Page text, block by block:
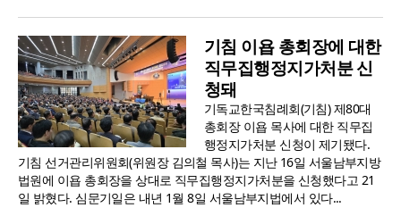
기침 이욥 총회장에 대한
직무집행정지가처분 신
청돼
기독교한국침례회(기침) 제80대
총회장 이욥 목사에 대한 직무집
행정지가처분 신청이 제기됐다.
기침 선거관리위원회(위원장 김의철 목사)는 지난 16일 서울남부지방
법원에 이욥 총회장을 상대로 직무집행정지가처분을 신청했다고 21
일 밝혔다. 심문기일은 내년 1월 8일 서울남부지법에서 있다...